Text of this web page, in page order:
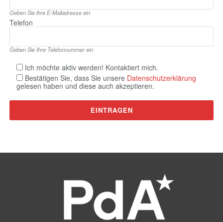
Geben Sie ihre E‑Mailadresse ein
Telefon
Geben Sie Ihre Telefonnummer ein
Ich möchte aktiv werden! Kontaktiert mich.
Bestätigen Sie, dass Sie unsere Datenschutzerklärung
gelesen haben und diese auch akzeptieren.